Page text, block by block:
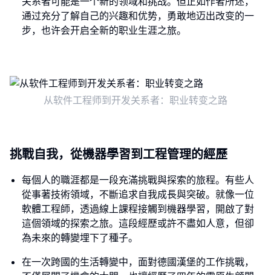
通过充分了解自己的兴趣和优势，勇敢地迈出改变的一
步，也许会开启全新的职业生涯之旅。
从软件工程师到开发关系者：职业转变之路
挑戰自我，從機器學習到工程管理的經歷
每個人的職涯都是一段充滿挑戰與探索的旅程。有些人
從事著技術領域，不斷追求自我成長與突破。就像一位
軟體工程師，透過線上課程接觸到機器學習，開啟了對
這個領域的探索之旅。這段經歷或許不盡如人意，但卻
為未來的轉變埋下了種子。
在一次跨國的生活轉變中，面對德國漢堡的工作挑戰，